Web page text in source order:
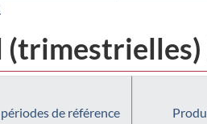
de référence